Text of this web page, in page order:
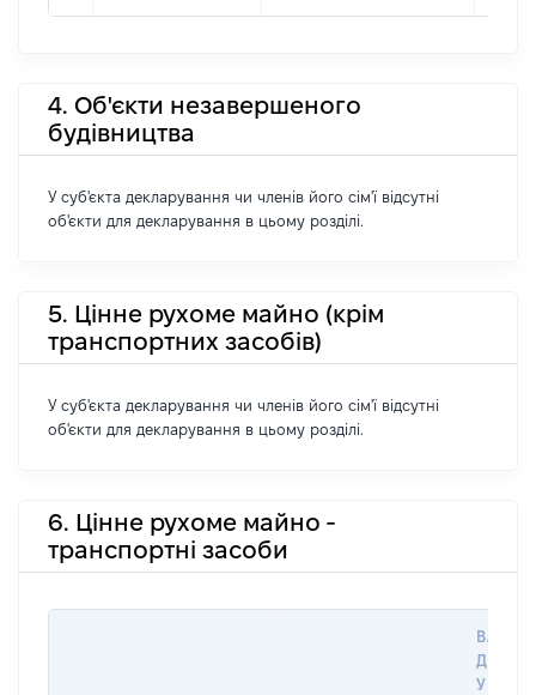
4. Об'єкти незавершеного
будівництва
У суб'єкта декларування чи членів його сім'ї відсутні
об'єкти для декларування в цьому розділі.
5. Цінне рухоме майно (крім
транспортних засобів)
У суб'єкта декларування чи членів його сім'ї відсутні
об'єкти для декларування в цьому розділі.
6. Цінне рухоме майно -
транспортні засоби
ДАТУ
У